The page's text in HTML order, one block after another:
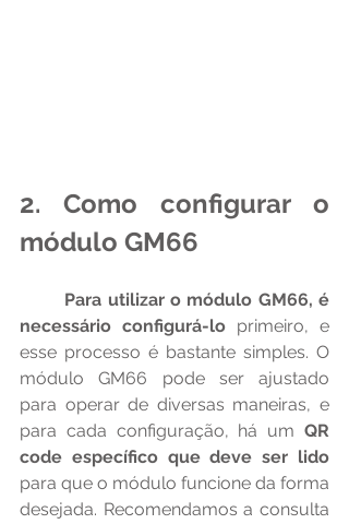
2. Como configurar o
módulo GM66
Para utilizar o módulo GM66, é
necessário configurá-lo primeiro, e
esse processo é bastante simples. O
módulo GM66 pode ser ajustado
para operar de diversas maneiras, e
para cada configuração, há um QR
code específico que deve ser lido
para que o módulo funcione da forma
desejada. Recomendamos a consulta